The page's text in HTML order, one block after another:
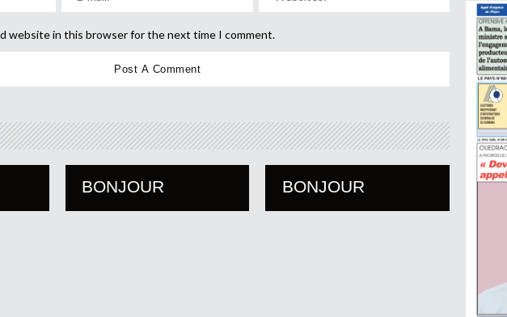
website in this browser for the next time I comment.
BONJOUR BONJOUR